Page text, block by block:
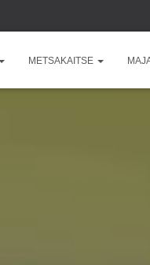
METSAKAITSE